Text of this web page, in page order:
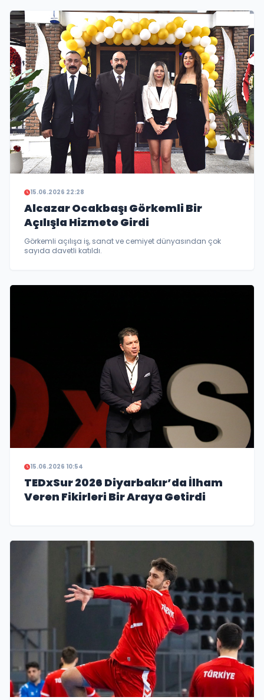
15.06.2026 22:28
Alcazar Ocakbaşı Görkemli Bir
Açılışla Hizmete Girdi
Görkemli açılışa iş, sanat ve cemiyet dünyasından çok
sayıda davetli katıldı.
15.06.2026 10:54
TEDxSur 2026 Diyarbakır’da İlham
Veren Fikirleri Bir Araya Getirdi